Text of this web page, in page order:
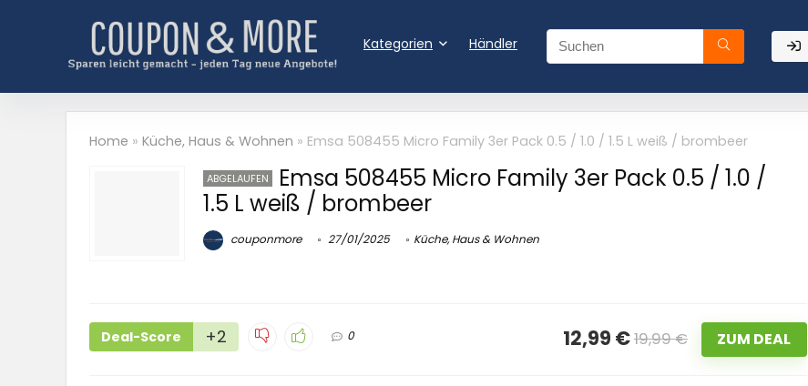
Kategorien Händler
Home » Küche, Haus & Wohnen » Emsa 508455 Micro Family 3er Pack 0.5 / 1.0 / 1.5 L weiß / brombeer
ABGELAUFEN
Emsa 508455 Micro Family 3er Pack 0.5 / 1.0 /
1.5 L weiß / brombeer
couponmore 27/01/2025 Küche, Haus & Wohnen
Deal-Score +2 0 12,99 €19,99 € ZUM DEAL